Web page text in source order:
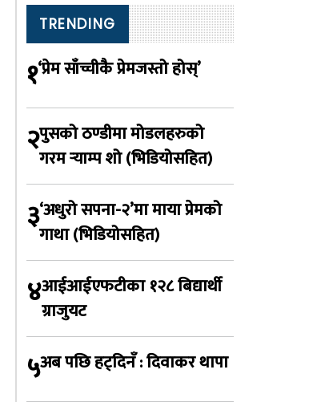
TRENDING
१‘प्रेम साँच्चीकै प्रेमजस्तो होस्’
२पुसको ठण्डीमा मोडलहरुको
गरम र्‍याम्प शो (भिडियोसहित)
३‘अधुरो सपना-२’मा माया प्रेमको
गाथा (भिडियोसहित)
४आईआईएफटीका १२८ बिद्यार्थी
ग्राजुयट
५अब पछि हट्दिनँ : दिवाकर थापा